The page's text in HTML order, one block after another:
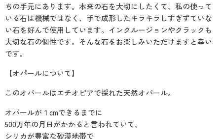
ちの手元にあります。本来の石を大切にしたくて、私の使って
いる石は機械ではなく、手で成形したキラキラしすぎずていな
い石を好んで使用しています。インクルージョンやクラックも
大切な石の個性です。そんな石をお楽しみいただけますと幸い
です。
【オパールについて】
このオパールはエチオピアで採れた天然オパール。
オパールが１cmできるまでに
500万年の月日がかかると言われていて、
シリカが豊富な砂漠地帯で